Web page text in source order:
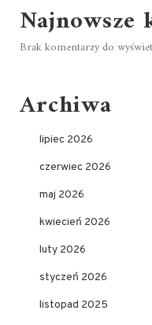
Najnowsze
Brak komentarzy do
Archiwa
lipiec 2026
czerwiec 2026
maj 2026
kwiecień 2026
luty 2026
styczeń 2026
listopad 2025